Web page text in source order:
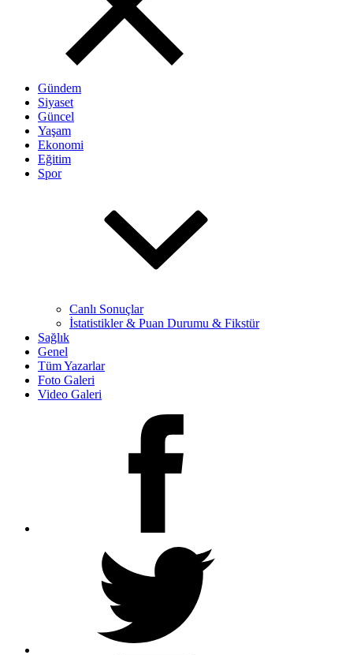
Gündem
Siyaset
Güncel
Yaşam
Ekonomi
Eğitim
Spor
Canlı Sonuçlar
İstatistikler & Puan Durumu & Fikstür
Sağlık
Genel
Tüm Yazarlar
Foto Galeri
Video Galeri